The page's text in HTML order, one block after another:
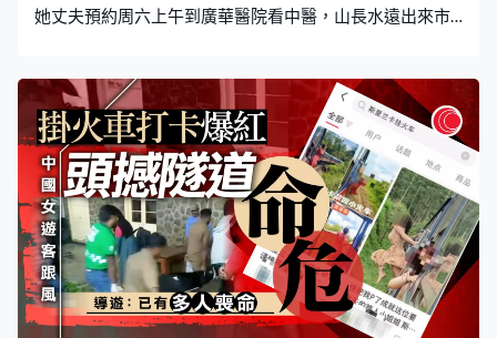
她丈夫預約周六上午到廣華醫院看中醫，山長水遠出來市
期六（2月1日），她的七十歲丈夫因為傷風感冒不適去廣
華醫院看中醫，「他過往一直有在那邊中醫，打電話預
約，星期五（1月31日）也是假期，但是可以預約到星期
六，上午可以去看醫生。」未料她丈夫回家卻表示沒有藥
拿。 「他說要兩天後才有藥拿，要到星期一開工才有藥
拿。」區太說周末那兩天唯有給些成予丈夫服用，「我就
給些傷風丸，他又有咳，家中有成藥，止咳或者止乾咳的
藥水，唯有給他服用兩天。」區太憂慮現時流行性感冒厲
害，如果醫治不好，「會死人的，對不對？」 幸好區太丈